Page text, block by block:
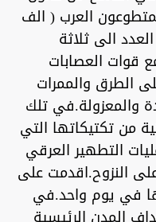
قوات المتطوعون العرب ( الف
الى ثلاثة
قوات العصابات
الطرق والممرات
والمعزولة.في تلك
من تكتيكاتها التي
التطهير العرقي
على النزوح.اقدمت على
في يوم واحد.في